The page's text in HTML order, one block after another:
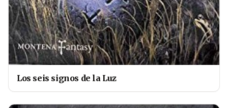
Los seis signos de la Luz